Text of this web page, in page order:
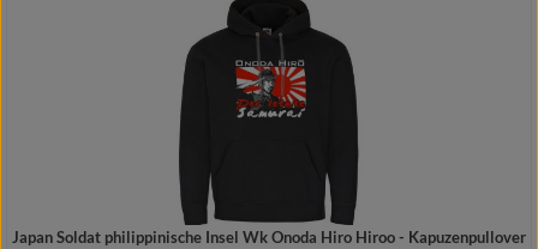
Japan Soldat philippinische Insel Wk Onoda Hiro Hiroo - Kapuzenpullover